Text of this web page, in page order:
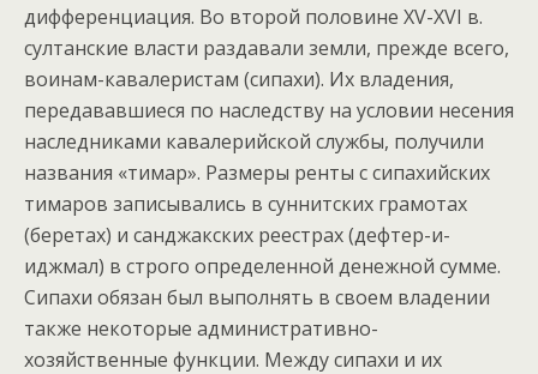
дифференциация. Во второй половине XV-XVI в.
султанские власти раздавали земли, прежде всего,
воинам-кавалеристам (сипахи). Их владения,
передававшиеся по наследству на условии несения
наследниками кавалерийской службы, получили
названия «тимар». Размеры ренты с сипахийских
тимаров записывались в суннитских грамотах
(беретах) и санджакских реестрах (дефтер-и-
иджмал) в строго определенной денежной сумме.
Сипахи обязан был выполнять в своем владении
также некоторые административно-
хозяйственные функции. Между сипахи и их